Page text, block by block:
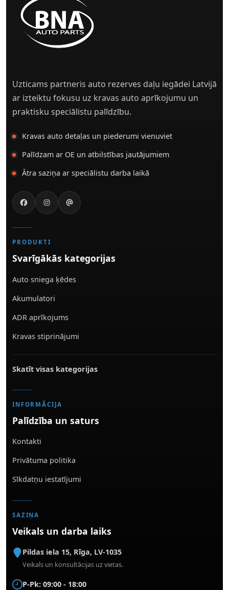
Uzticams partneris auto rezerves daļu iegādei Latvijā
ar izteiktu fokusu uz kravas auto aprīkojumu un
praktisku speciālistu palīdzību.
Kravas auto detaļas un piederumi vienuviet
Palīdzam ar OE un atbilstības jautājumiem
Ātra saziņa ar speciālistu darba laikā
PRODUKTI
Svarīgākās kategorijas
Auto sniega ķēdes
Akumulatori
ADR aprīkojums
Kravas stiprinājumi
Skatīt visas kategorijas
INFORMĀCIJA
Palīdzība un saturs
Kontakti
Privātuma politika
Sīkdatņu iestatījumi
SAZIŅA
Veikals un darba laiks
Pildas iela 15, Rīga, LV-1035
Veikals un konsultācijas uz vietas.
P-Pk: 09:00 - 18:00